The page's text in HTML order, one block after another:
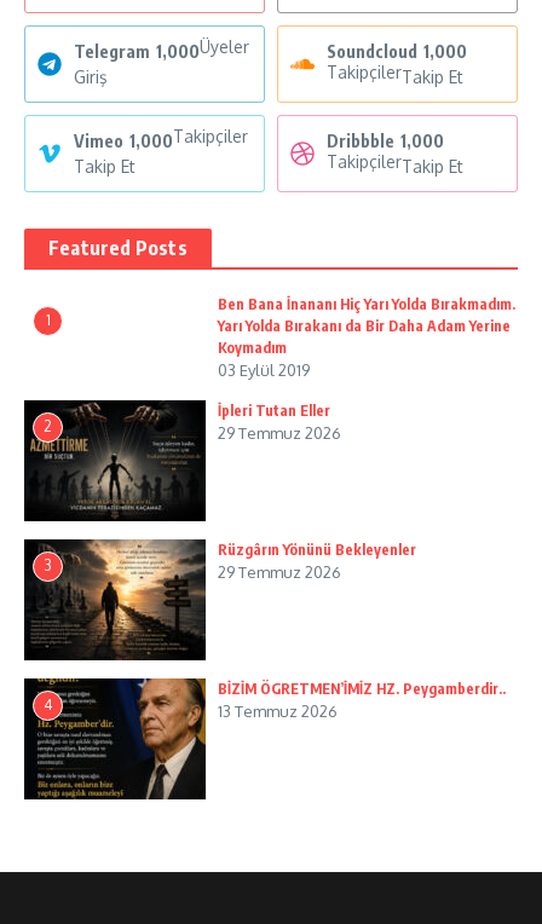
Telegram 1,000Üyeler
Giriş
Soundcloud 1,000
TakipçilerTakip Et
Vimeo 1,000Takipçiler
Takip Et
Dribbble 1,000
TakipçilerTakip Et
Featured Posts
1
Ben Bana İnananı Hiç Yarı Yolda Bırakmadım.
Yarı Yolda Bırakanı da Bir Daha Adam Yerine
Koymadım
03 Eylül 2019
2
İpleri Tutan Eller
29 Temmuz 2026
3
Rüzgârın Yönünü Bekleyenler
29 Temmuz 2026
4
BİZİM ÖGRETMEN’İMİZ HZ. Peygamberdir..
13 Temmuz 2026